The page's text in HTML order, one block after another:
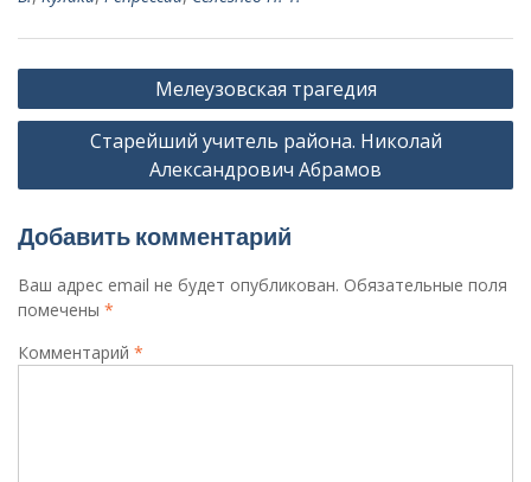
Навигация
по
записям
Мелеузовская трагедия
Старейший учитель района. Николай
Александрович Абрамов
Добавить комментарий
Ваш адрес email не будет опубликован. Обязательные поля
помечены *
Комментарий *